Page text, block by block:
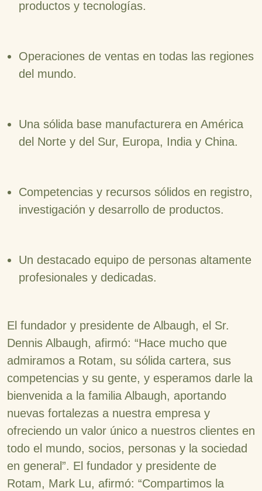
productos y tecnologías.
Operaciones de ventas en todas las regiones
del mundo.
Una sólida base manufacturera en América
del Norte y del Sur, Europa, India y China.
Competencias y recursos sólidos en registro,
investigación y desarrollo de productos.
Un destacado equipo de personas altamente
profesionales y dedicadas.
El fundador y presidente de Albaugh, el Sr.
Dennis Albaugh, afirmó: “Hace mucho que
admiramos a Rotam, su sólida cartera, sus
competencias y su gente, y esperamos darle la
bienvenida a la familia Albaugh, aportando
nuevas fortalezas a nuestra empresa y
ofreciendo un valor único a nuestros clientes en
todo el mundo, socios, personas y la sociedad
en general”. El fundador y presidente de
Rotam, Mark Lu, afirmó: “Compartimos la